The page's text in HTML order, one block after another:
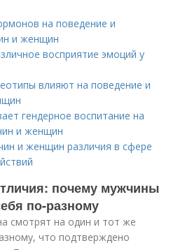
на поведение и
и женщин
восприятие эмоций у
влияют на поведение и
гендерное воспитание на
и женщин
и женщин различия в сфере
почему мужчины
по-разному
смотрят на один и тот же
что подтверждено